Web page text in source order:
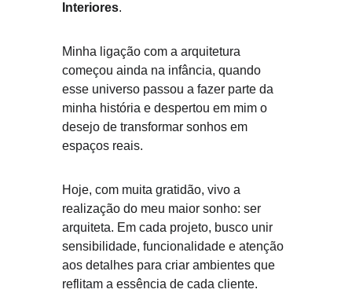
Interiores.
Minha ligação com a arquitetura
começou ainda na infância, quando
esse universo passou a fazer parte da
minha história e despertou em mim o
desejo de transformar sonhos em
espaços reais.
Hoje, com muita gratidão, vivo a
realização do meu maior sonho: ser
arquiteta. Em cada projeto, busco unir
sensibilidade, funcionalidade e atenção
aos detalhes para criar ambientes que
reflitam a essência de cada cliente.